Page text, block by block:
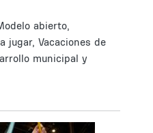
abierto,
jugar, Vacaciones de
municipal y